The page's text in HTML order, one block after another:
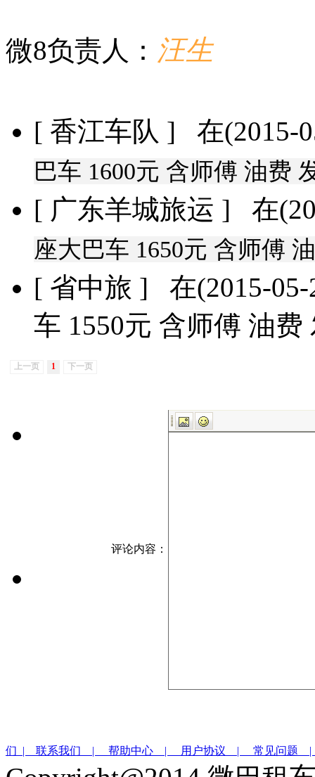
微8负责人： 汪生
[ 香江车队 ] 在(2015-
巴车 1600元 含师傅 油费
[ 广东羊城旅运 ] 在
座大巴车 1650元 含师傅
[ 省中旅 ] 在(2015-05-
车 1550元 含师傅 油费
上一页 1 下一页
评论内容：
们 | 联系我们 | 帮助中心 | 用户协议 | 常见问